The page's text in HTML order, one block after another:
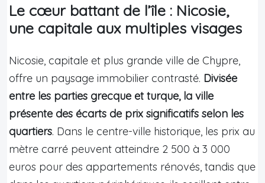
Le cœur battant de l’île : Nicosie,
une capitale aux multiples visages
Nicosie, capitale et plus grande ville de Chypre,
offre un paysage immobilier contrasté. Divisée
entre les parties grecque et turque, la ville
présente des écarts de prix significatifs selon les
quartiers. Dans le centre-ville historique, les prix au
mètre carré peuvent atteindre 2 500 à 3 000
euros pour des appartements rénovés, tandis que